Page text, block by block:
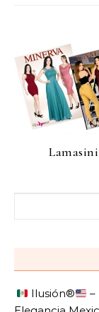
Ilusión®️
–